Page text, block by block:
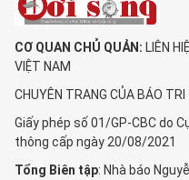
CƠ QUAN CHỦ QUẢN: LIÊN
VIỆT NAM
CHUYÊN TRANG CỦA BÁO
Giấy phép số 01/GP-CBC do
thông cấp ngày 20/08/2021
Tổng Biên tập: Nhà báo